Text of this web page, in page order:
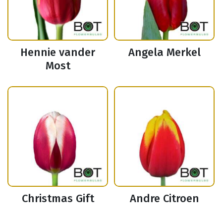
Hennie vander
Most
Angela Merkel
Christmas Gift Andre Citroen